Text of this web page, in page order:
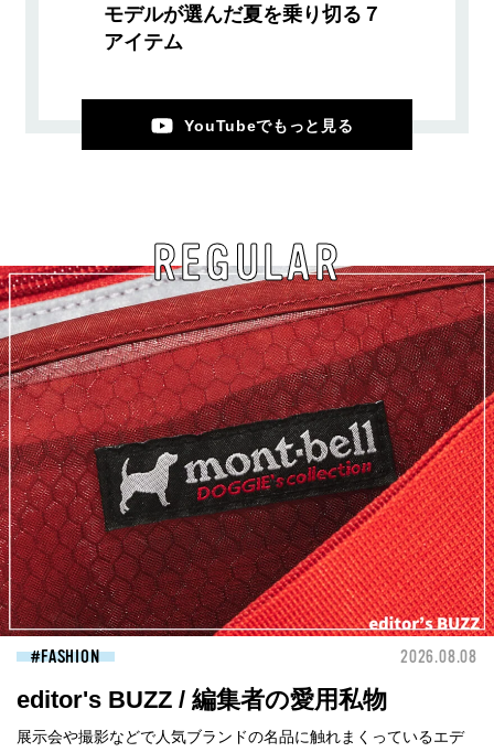
モデルが選んだ夏を乗り切る７
アイテム
YouTubeでもっと見る
REGULAR
FASHION 2026.08.08
editor's BUZZ / 編集者の愛用私物
展示会や撮影などで人気ブランドの名品に触れまくっているエデ